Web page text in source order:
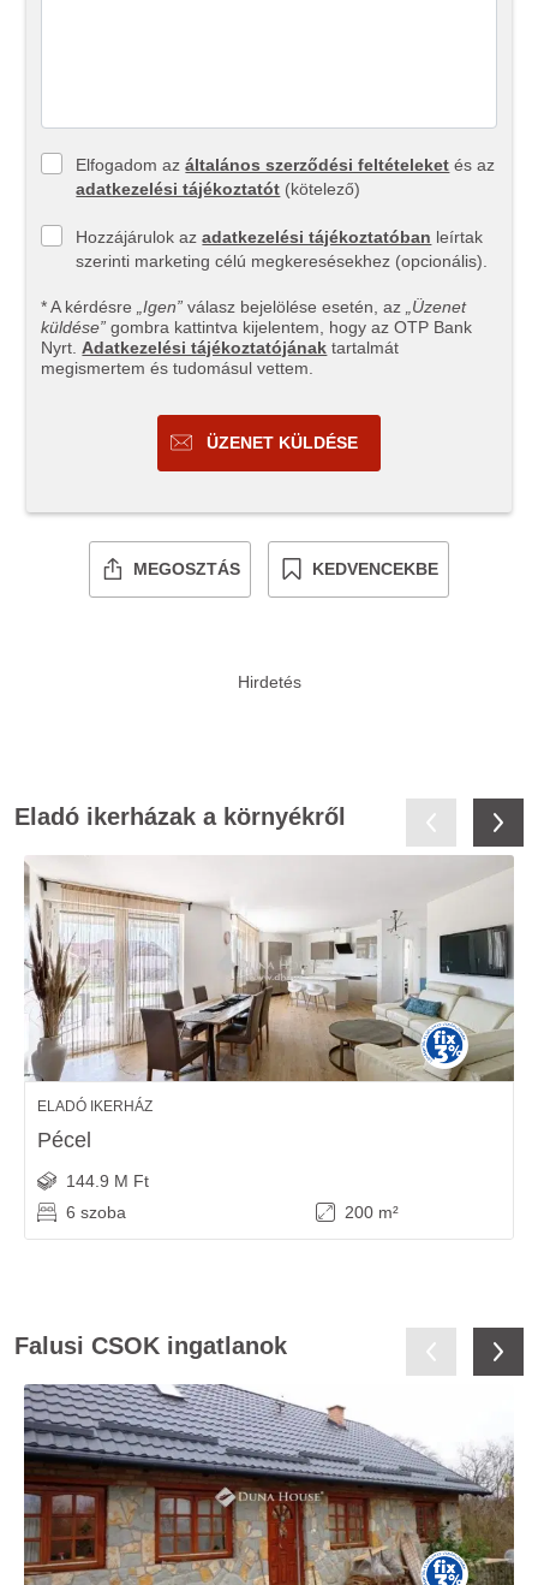
Elfogadom azáltalános szerződési feltételeket és az
adatkezelési tájékoztatót (kötelező)
Hozzájárulok azadatkezelési tájékoztatóban leírtak
szerinti marketing célú megkeresésekhez (opcionális).
* A kérdésre „Igen” válasz bejelölése esetén, az
„Üzenet
küldése” gombra kattintva kijelentem, hogy az OTP Bank
Nyrt. Adatkezelési tájékoztatójának tartalmát
megismertem és tudomásul vettem.
ÜZENET KÜLDÉSE
MEGOSZTÁS KEDVENCEKBE
Eladó ikerházak a környékről
ELADÓ IKERHÁZ
Pécel
144.9 M Ft
6 szoba
200 m²
Falusi CSOK ingatlanok